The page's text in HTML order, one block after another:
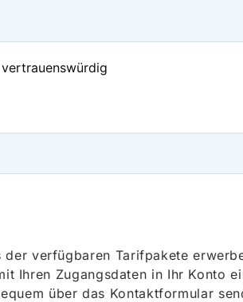
verfügbaren Tarifpakete
Ihren Zugangsdaten in Ihr Konto
über das Kontaktformular